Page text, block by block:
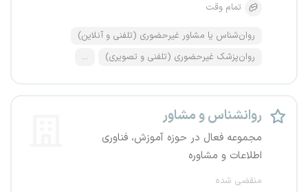
تمام وقت
روان‌شناس یا مشاور غیرحضوری (تلفنی و آنلاین)
روان‌پزشک غیرحضوری (تلفنی و تصویری)
...
روانشناس و مشاور
مجموعه فعال در حوزه آموزش، فناوری
اطلاعات و مشاوره
منقضی شده